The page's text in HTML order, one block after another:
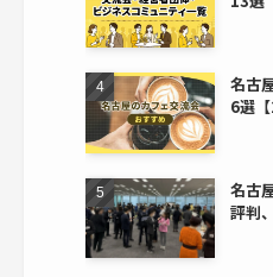
名古
6選
名古
評判